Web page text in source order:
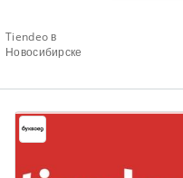
Tiendeo в
Новосибирске